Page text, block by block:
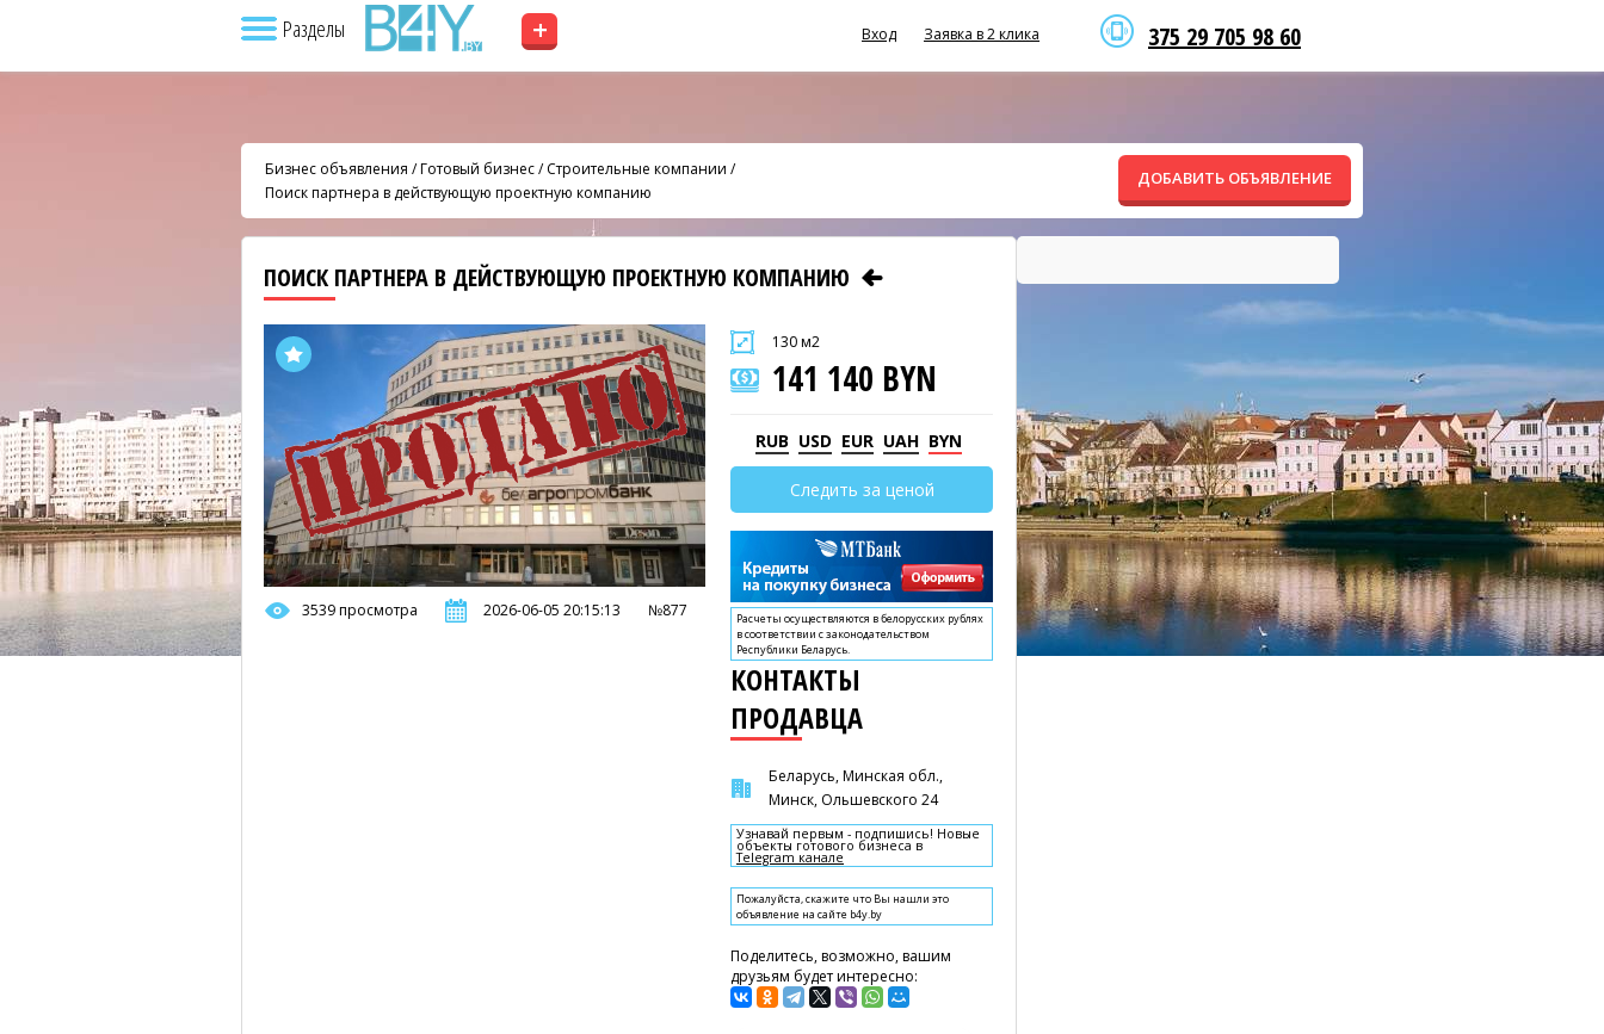
Разделы + 375 29 705 98 60
Вход Заявка в 2 клика
Бизнес объявления /Готовый бизнес/Строительные компании /
Поиск партнера в действующую проектную компанию
ДОБАВИТЬ ОБЪЯВЛЕНИЕ
ПОИСК ПАРТНЕРА В ДЕЙСТВУЮЩУЮ ПРОЕКТНУЮ КОМПАНИЮ
3539 просмотра 2026-06-05 20:15:13 №877
130 м2
141 140 BYN
RUB USD EUR UAH BYN
Следить за ценой
Расчеты осуществляются в белорусских рублях
в соответствии с законодательством
Республики Беларусь.
КОНТАКТЫ
ПРОДАВЦА
Беларусь, Минская обл.,
Минск, Ольшевского 24
Узнавай первым - подпишись! Новые
объекты готового бизнеса в
Telegram канале
Пожалуйста, скажите что Вы нашли это
объявление на сайте b4y.by
Поделитесь, возможно, вашим
друзьям будет интересно: